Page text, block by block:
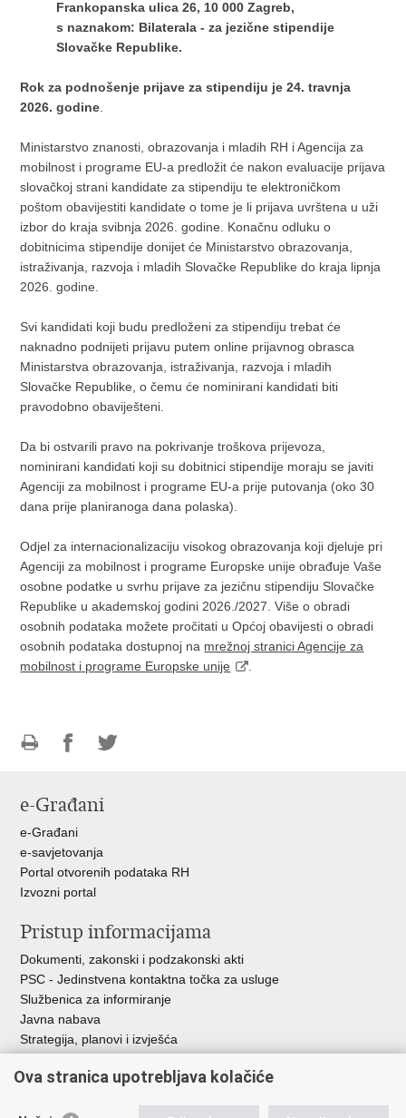
Frankopanska ulica 26, 10 000 Zagreb,
s naznakom: Bilaterala - za jezične stipendije
Slovačke Republike.
Rok za podnošenje prijave za stipendiju je 24. travnja
2026. godine
Ministarstvo znanosti, obrazovanja i mladih RH i Agencija za
mobilnost i programe EU-a predložit će nakon evaluacije prijava
slovačkoj strani kandidate za stipendiju te elektroničkom
poštom obavijestiti kandidate o tome je li prijava uvrštena u uži
izbor do kraja svibnja 2026. godine. Konačnu odluku o
dobitnicima stipendije donijet će Ministarstvo obrazovanja,
istraživanja, razvoja i mladih Slovačke Republike do kraja lipnja
2026. godine.
Svi kandidati koji budu predloženi za stipendiju trebat će
naknadno podnijeti prijavu putem online prijavnog obrasca
Ministarstva obrazovanja, istraživanja, razvoja i mladih
Slovačke Republike, o čemu će nominirani kandidati biti
pravodobno obaviješteni.
Da bi ostvarili pravo na pokrivanje troškova prijevoza,
nominirani kandidati koji su dobitnici stipendije moraju se javiti
Agenciji za mobilnost i programe EU-a prije putovanja (oko 30
dana prije planiranoga dana polaska).
Odjel za internacionalizaciju visokog obrazovanja koji djeluje pri
Agenciji za mobilnost i programe Europske unije obrađuje Vaše
osobne podatke u svrhu prijave za jezičnu stipendiju Slovačke
Republike u akademskoj godini 2026./2027. Više o obradi
osobnih podataka možete pročitati u Općoj obavijesti o obradi
osobnih podataka dostupnoj na mrežnoj stranici Agencije za
mobilnost i programe Europske unije
FacebookuTwitteru
e-Građani
e-Građani
e-savjetovanja
Portal otvorenih podataka RH
Izvozni portal
Pristup informacijama
Dokumenti, zakonski i podzakonski akti
PSC - Jedinstvena kontaktna točka za usluge
Službenica za informiranje
Javna nabava
Strategija, planovi i izvješća
Ova stranica upotrebljava kolačiće